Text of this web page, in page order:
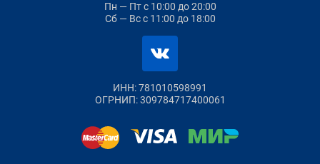
Пн — Птс 10:00 до 20:00
Сб — Всс 11:00 до 18:00
ИНН: 781010598991
ОГРНИП: 309784717400061